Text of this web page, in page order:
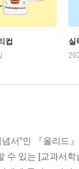
컵 실
서”인 『올리드
수 있는 [교과서